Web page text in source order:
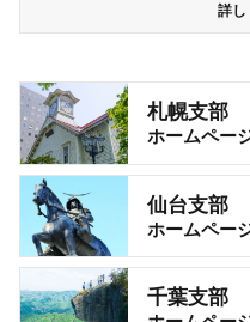
詳し
札幌支部
ホームペー
仙台支部
ホームペー
千葉支部